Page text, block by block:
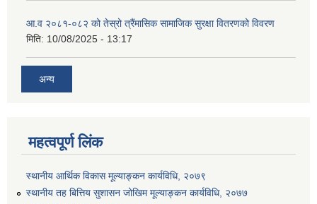
आ.व २०८१-०८२ को तेस्रो त्रैंमासिक सामाजिक सुरक्षा वितरणको विवरण
मिति: 10/08/2025 - 13:17
अन्य
महत्वपूर्ण लिंक
स्थानीय आर्थिक विकास मूल्याङ्कन कार्यविधि, २०७९
स्थानीय तह बित्तिय सुशासन जोखिम मूल्याङ्कन कार्यविधि, २०७७